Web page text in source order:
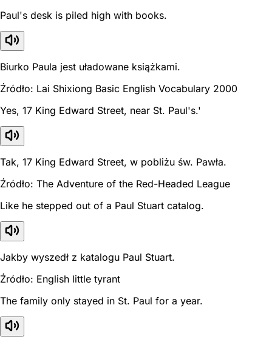
Paul's desk is piled high with books.
Biurko Paula jest uładowane książkami.
Źródło: Lai Shixiong Basic English Vocabulary 2000
Yes, 17 King Edward Street, near St. Paul's.'
Tak, 17 King Edward Street, w pobliżu św. Pawła.
Źródło: The Adventure of the Red-Headed League
Like he stepped out of a Paul Stuart catalog.
Jakby wyszedł z katalogu Paul Stuart.
Źródło: English little tyrant
The family only stayed in St. Paul for a year.